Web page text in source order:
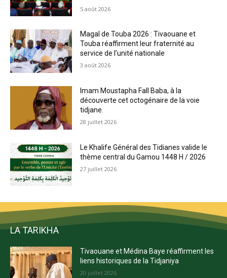
5 août 2026
Magal de Touba 2026 : Tivaouane et
Touba réaffirment leur fraternité au
service de l’unité nationale
3 août 2026
Imam Moustapha Fall Baba, à la
découverte cet octogénaire de la voie
tidjane.
28 juillet 2026
Le Khalife Général des Tidianes valide le
thème central du Gamou 1448 H / 2026
27 juillet 2026
LA TARIKHA
Tivaouane et Médina Baye réaffirment les
liens historiques de la Tidjaniya
20 juillet 2026